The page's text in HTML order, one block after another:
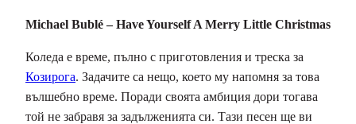
Michael Bublé – Have Yourself A Merry Little Christmas
Коледа е време, пълно с приготовления и треска за
Козирога. Задачите са нещо, което му напомня за това
вълшебно време. Поради своята амбиция дори тогава
той не забравя за задълженията си. Тази песен ще ви